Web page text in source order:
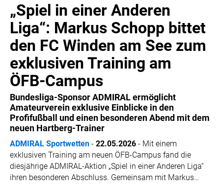
SPORTS MEDIA AUSTRIA
CULINARIUS
RECYCLEMICH-INITIATIVE
VIER HOCH VIER
ALFIES
HANNERSBERG
WILHELM-EXNER-MEDAILLEN STIFTUNG
ADMIRAL SPORTWETTEN
EWP RECYCLING PFAND ÖSTERREICH
IMPERIAL MARKETS
TRÄGERVEREIN EINWEGPFAND
SPECIAL OLYMPICS ÖSTERREICH
„Spiel in einer Anderen
Liga“: Markus Schopp bittet
den FC Winden am See zum
exklusiven Training am
ÖFB-Campus
Bundesliga-Sponsor ADMIRAL ermöglicht
Amateurverein exklusive Einblicke in den
Profifußball und einen besonderen Abend mit dem
neuen Hartberg-Trainer
ADMIRAL Sportwetten - 22.05.2026 - Mit einem
exklusiven Training am neuen ÖFB-Campus fand die
diesjährige ADMIRAL-Aktion „Spiel in einer Anderen Liga“
ihren besonderen Abschluss. Gemeinsam mit Markus